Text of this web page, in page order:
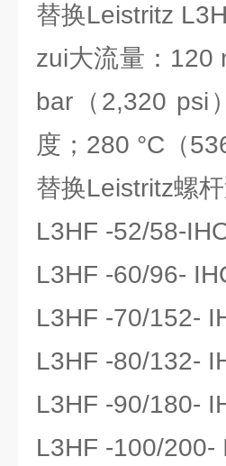
替换Leistritz
zui大流量：120
bar（2,320 psi
度；280 °C（
替换Leistritz螺
L3HF -52/58-
L3HF -60/96-
L3HF -70/152-
L3HF -80/132-
L3HF -90/180-
L3HF -100/200-